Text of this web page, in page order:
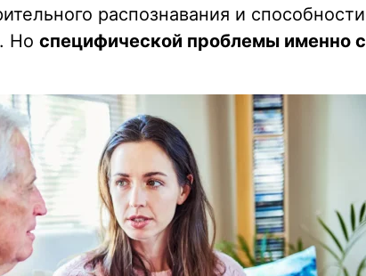
распознавания и способности
Но специфической проблемы именно с